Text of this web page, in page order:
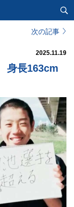
次の記事
2025.11.19
身長163cm